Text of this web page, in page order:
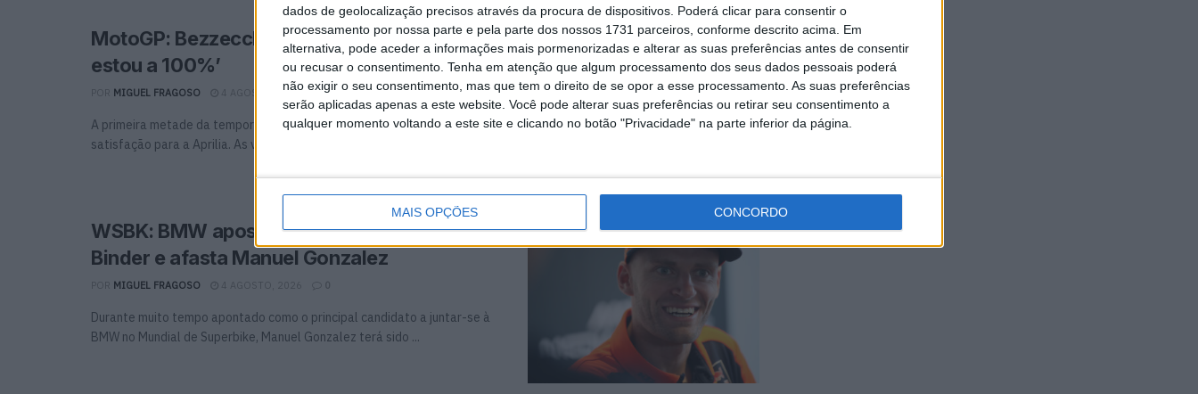
dados de geolocalização precisos através da procura de dispositivos. Poderá clicar para consentir o
processamento por nossa parte e pela parte dos nossos 1731 parceiros, conforme descrito acima. Em
alternativa, pode aceder a informações mais pormenorizadas e alterar as suas preferências antes de consentir
ou recusar o consentimento. Tenha em atenção que algum processamento dos seus dados pessoais poderá
não exigir o seu consentimento, mas que tem o direito de se opor a esse processamento. As suas preferências
serão aplicadas apenas a este website. Você pode alterar suas preferências ou retirar seu consentimento a
qualquer momento voltando a este site e clicando no botão "Privacidade" na parte inferior da página.
MAIS OPÇÕES CONCORDO
MotoGP: Bezzecchi de volta mas ‘ainda não
estou a 100%’
MIGUEL FRAGOSO 4 AGOSTO, 2026 0
A primeira metade da temporada foi tudo menos pobre em motivos de
satisfação para a Aprilia. As vitórias de Marco ...
WSBK: BMW aposta na experiência de
Binder e afasta Manuel Gonzalez
MIGUEL FRAGOSO 4 AGOSTO, 2026 0
Durante muito tempo apontado como o principal candidato a juntar-se à
BMW no Mundial de Superbike, Manuel Gonzalez terá sido ...